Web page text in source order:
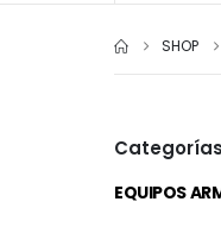
SHOP
EQUIPOS